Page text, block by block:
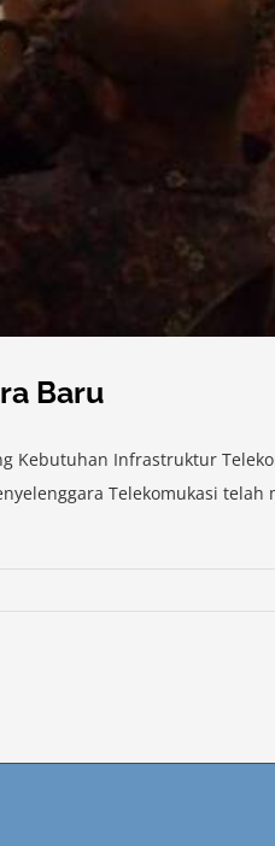
Baru
Kebutuhan Infrastruktur
Telekomukasi telah